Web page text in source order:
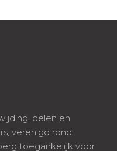
delen en
verenigd rond
toegankelijk voor